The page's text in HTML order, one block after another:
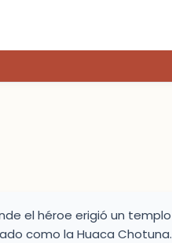
el héroe erigió un templo
como la Huaca Chotuna.